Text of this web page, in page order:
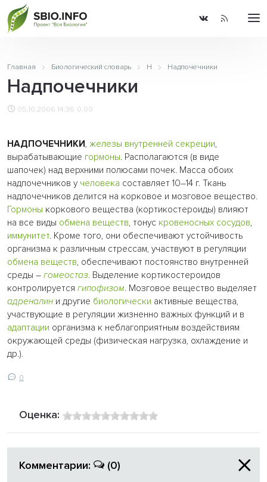
Главная Биологический словарь Н Надпочечники
Надпочечники
05.10.2006 14:36 0.00
НАДПОЧЕЧНИКИ, железы внутренней секреции,
вырабатывающие гормоны. Располагаются (в виде
шапочек) над верхними полюсами почек. Масса обоих
надпочечников у человека составляет 10–14 г. Ткань
надпочечников делится на корковое и мозговое вещество.
Гормоны коркового вещества (кортикостероиды) влияют
на все виды обмена веществ, тонус кровеносных сосудов,
иммунитет. Кроме того, они обеспечивают устойчивость
организма к различным стрессам, участвуют в регуляции
обмена веществ, обеспечивают постоянство внутренней
среды – гомеостаз. Выделение кортикостероидов
контролируется гипофизом. Мозговое вещество выделяет
адреналин и другие биологически активные вещества,
участвующие в регуляции жизненно важных функций и в
адаптации организма к неблагоприятным воздействиям
окружающей среды (физическая нагрузка, охлаждение и
др.).
0
Оценка:
Комментарии: (0)